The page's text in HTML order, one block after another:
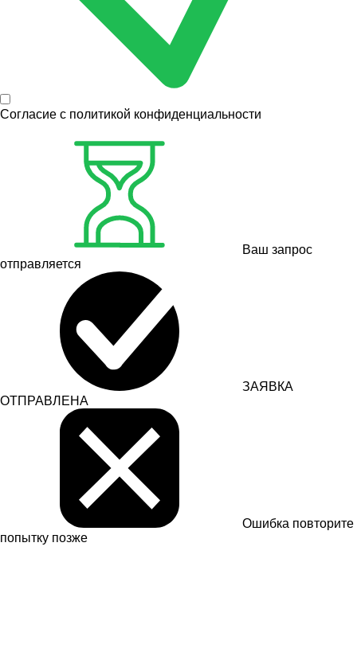
Согласие с политикой конфиденциальности
Ваш запрос
отправляется
ЗАЯВКА
ОТПРАВЛЕНА
Ошибка повторите
попытку позже